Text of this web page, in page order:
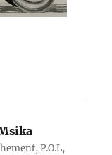
P.O.L,